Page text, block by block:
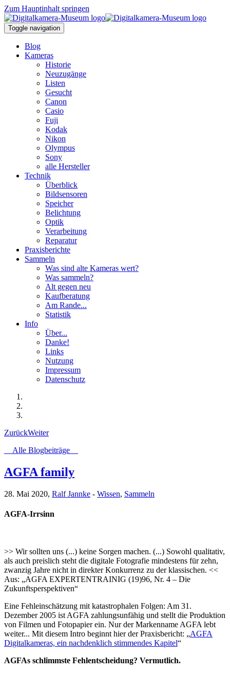
Zum Hauptinhalt springen
Toggle navigation
Blog
Kameras
Historie
Neuzugänge
Listen
Gesucht
Canon
Casio
Fuji
Kodak
Nikon
Olympus
Sony
alle Hersteller
Technik
Überblick
Bildsensoren
Speicher
Belichtung
Optik
Verarbeitung
Reparatur
Praxisberichte
Sammeln
Was sind alte Kameras wert?
Was sammeln?
Alt gegen neu
Kaufberatung
Am Rande...
Statistik
Info
Über...
Danke!
Links
Nutzung
Impressum
Datenschutz
ZurückWeiter
Alle Blogbeiträge
AGFA family
28. Mai 2020, Ralf Jannke - Wissen, Sammeln
AGFA-Irrsinn
>> Wir sollten uns (...) keine Sorgen machen. (...) Sowohl qualitativ,
als auch preislich steht die digitale Fotografie mindestens für zehn,
zwanzig Jahre nicht in direkter Konkurrenz zu der klassischen. <<
Aus: „AGFA EXPERTENTRAINIG (19)96, Nr. 4 – Die
Zukunftsperspektiven“
Eine Fehleinschätzung mit katastrophalen Folgen: Am 31.
Dezember 2005 ist AGFA zahlungsunfähig und stellt die Produktion
von Filmen und Fotopapier ein. Nur der Markenname AGFA lebt
weiter... Mit diesem Intro beginnt hier der Praxisbericht: „AGFA
Digitalkameras, ein nachdenklich stimmendes Kapitel“
AGFAs schlimmste Fehlentscheidung? Vermutlich.